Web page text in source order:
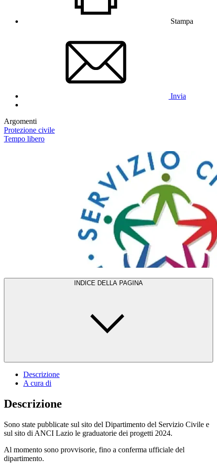
Stampa
Invia
Argomenti
Protezione civile
Tempo libero
INDICE DELLA PAGINA
Descrizione
A cura di
Descrizione
Sono state pubblicate sul sito del Dipartimento del Servizio Civile e
sul sito di ANCI Lazio le graduatorie dei progetti 2024.
Al momento sono provvisorie, fino a conferma ufficiale del
dipartimento.